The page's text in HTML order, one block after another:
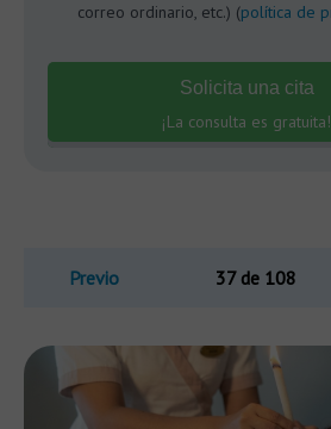
correo ordinario, etc.) (política de
Solicita una cita
¡La consulta es gratuita!
Previo 37 de 108